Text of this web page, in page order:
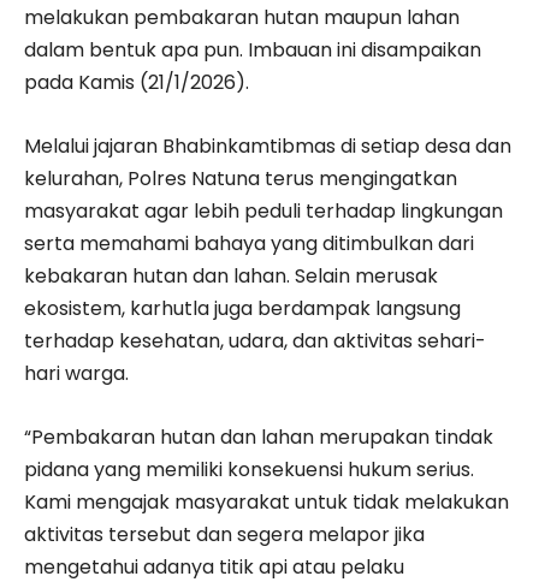
melakukan pembakaran hutan maupun lahan
dalam bentuk apa pun. Imbauan ini disampaikan
pada Kamis (21/1/2026).
Melalui jajaran Bhabinkamtibmas di setiap desa dan
kelurahan, Polres Natuna terus mengingatkan
masyarakat agar lebih peduli terhadap lingkungan
serta memahami bahaya yang ditimbulkan dari
kebakaran hutan dan lahan. Selain merusak
ekosistem, karhutla juga berdampak langsung
terhadap kesehatan, udara, dan aktivitas sehari-
hari warga.
“Pembakaran hutan dan lahan merupakan tindak
pidana yang memiliki konsekuensi hukum serius.
Kami mengajak masyarakat untuk tidak melakukan
aktivitas tersebut dan segera melapor jika
mengetahui adanya titik api atau pelaku